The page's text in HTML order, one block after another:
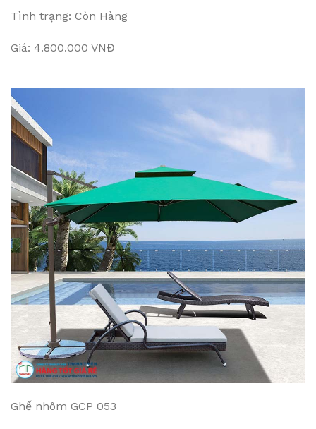
Tình trạng: Còn Hàng
Giá: 4.800.000 VNĐ
Ghế nhôm GCP 053